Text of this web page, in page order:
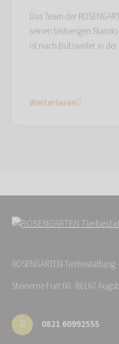
Das Team der
seinen bisherigen
ist nach Butzweiler in
Weiterlesen
ROSENGARTEN-
Steinerne Furt 60 · 86167
0821 60992555